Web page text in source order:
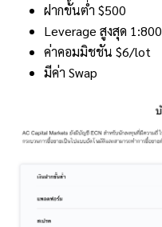
ฝากขั้นต่ำ $500
Leverage สูงสุด 1:800
ค่าคอมมิชชัน $6/lot
มีค่า Swap